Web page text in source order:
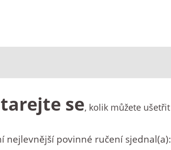
se, kolik můžete
nejlevnější povinné ručení sjednal(a):